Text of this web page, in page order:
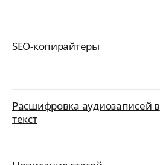
SEO-копирайтеры
Расшифровка аудиозаписей в
текст